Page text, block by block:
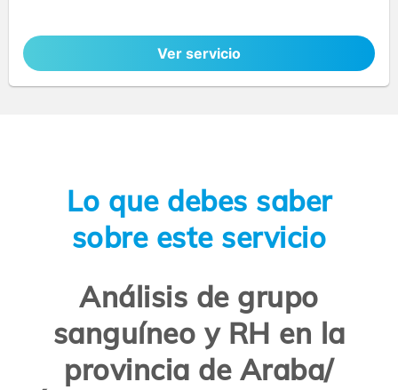
Ver servicio
Lo que debes saber
sobre este servicio
Análisis de grupo
sanguíneo y RH en la
provincia de Araba/